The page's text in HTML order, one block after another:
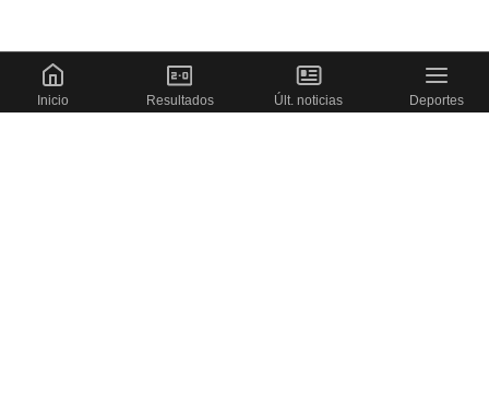
Inicio Resultados Últ. noticias Deportes